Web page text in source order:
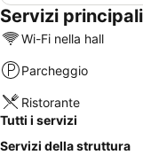
Servizi principali
Wi-Fi nella hall
Parcheggio
Ristorante
Tutti i servizi
Servizi della struttura